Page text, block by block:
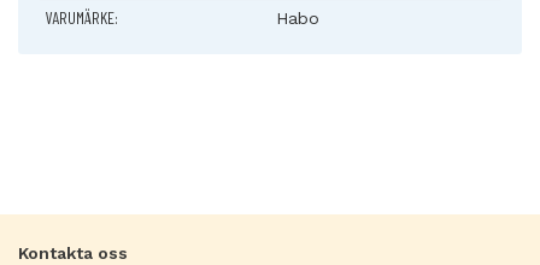
VARUMÄRKE: Habo
Kontakta oss